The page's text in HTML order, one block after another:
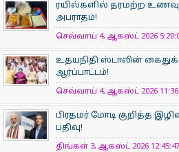
ரயில்களில் தரமற்ற உணவு
அபராதம்!
செவ்வாய் 4, ஆகஸ்ட் 2026
உதயநிதி ஸ்டாலின்
ஆர்ப்பாட்டம்!
செவ்வாய் 4, ஆகஸ்ட் 2026
பிரதமர் மோடி குறித்த
பதிவு!
திங்கள் 3, ஆகஸ்ட் 2026 12:45:47